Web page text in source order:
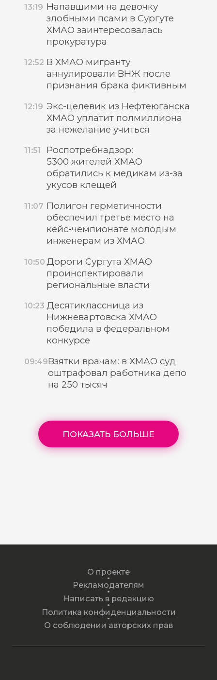
13:19 Напавшими на девочку
злобными псами в Сургуте
ХМАО заинтересовалась
прокуратура
12:52 В ХМАО мигранту
аннулировали ВНЖ после
признания брака фиктивным
12:19 Экс-целевик из Нефтеюганска
ХМАО уплатит полмиллиона
за нежелание учиться
11:51
Роспотребнадзор:
5300 жителей ХМАО
обратились к медикам из-за
укусов клещей
11:07 Полигон герметичности
обеспечил третье место на
кейс-чемпионате молодым
инженерам из ХМАО
10:50 Дороги Сургута ХМАО
проинспектировали
региональные власти
10:23 Десятиклассница из
Нижневартовска ХМАО
победила в федеральном
конкурсе
09:49Взятки врачам: в ХМАО суд
оштрафовал работника депо
на 250 тысяч
ПОКАЗАТЬ БОЛЬШЕ
О проекте
Рекламодателям
Написать в редакцию
Политика конфиденциальности
О соблюдении авторских прав